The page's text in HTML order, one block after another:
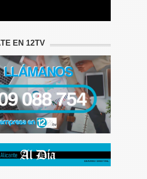
EN 12TV